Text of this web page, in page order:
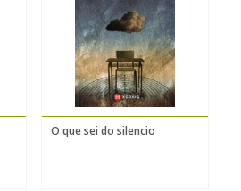
O que sei do silencio